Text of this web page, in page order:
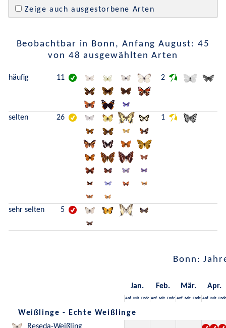
Zeige auch ausgestorbene Arten
Beobachtbar in Bonn, Anfang August: 45
von 48 ausgewählten Arten
häufig 11 2
selten 26 1
sehr selten 5
Bonn:
Jan. Feb. Mär. Apr.
Anf. Mit. Ende Anf. Mit. Ende Anf. Mit. Ende Anf. Mit. Ende
Weißlinge - Echte Weißlinge